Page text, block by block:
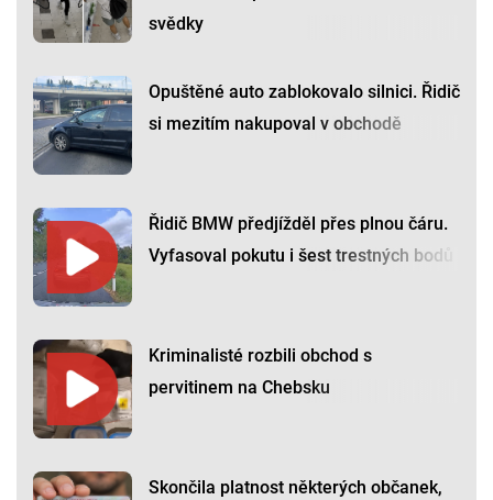
svědky
Opuštěné auto zablokovalo silnici. Řidič
si mezitím nakupoval v obchodě
Řidič BMW předjížděl přes plnou čáru.
Vyfasoval pokutu i šest trestných bodů
Kriminalisté rozbili obchod s
pervitinem na Chebsku
Skončila platnost některých občanek,